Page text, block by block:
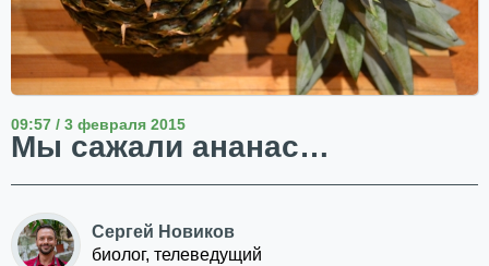
09:57 / 3 февраля 2015
Мы сажали ананас…
Сергей Новиков
биолог, телеведущий